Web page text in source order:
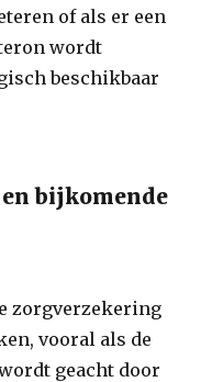
of als er een
wordt
beschikbaar
bijkomende
zorgverzekering
vooral als de
geacht door